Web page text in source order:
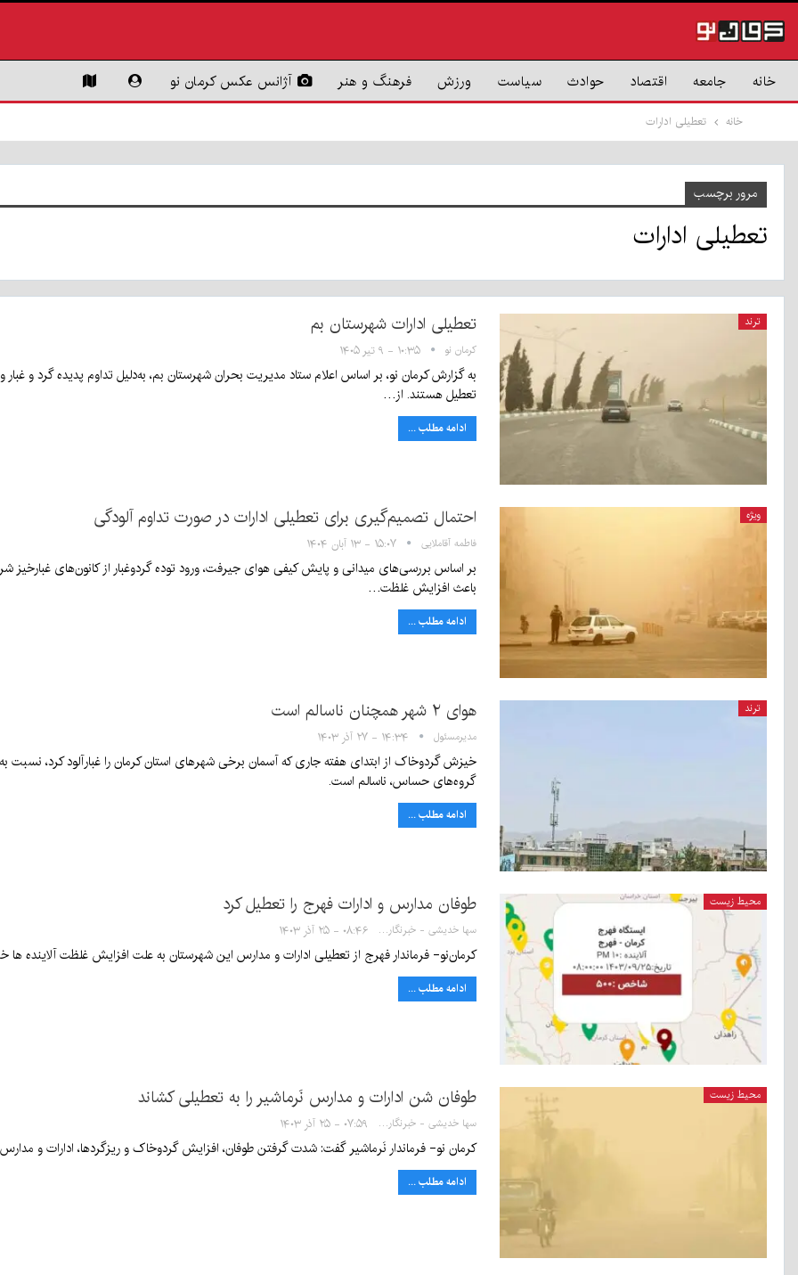
خانه جامعه اقتصاد حوادث سیاست ورزش فرهنگ و هنر آژانس عکس کرمان نو
خانه تعطیلی ادارات
مرور برچسب
تعطیلی ادارات
ترند تعطیلی ادارات شهرستان بم
کرمان نو ۱۰:۳۵ - ۹ تیر ۱۴۰۵
تعطیل هستند. از…
ادامه مطلب ...
ویژه احتمال تصمیم‌گیری برای تعطیلی ادارات در صورت تداوم آلودگی
فاطمه آقاملایی ۱۵:۰۷ - ۱۳ آبان ۱۴۰۴
بر اساس بررسی‌های میدانی و پایش کیفی هوای جیرفت، ورود توده گردوغبار از کانون‌های غبارخیز
باعث افزایش غلظت…
ادامه مطلب ...
ترند هوای ۲ شهر همچنان ناسالم است
مدیرمسئول ۱۴:۳۴ - ۲۷ آذر ۱۴۰۳
گروه‌های حساس، ناسالم است.
ادامه مطلب ...
محیط زیست طوفان مدارس و ادارات فهرج را تعطیل کرد
سها خدیشی - خبرنگار ۰۸:۴۶ - ۲۵ آذر ۱۴۰۳
کرمان‌نو- فرماندار فهرج از تعطیلی ادارات و مدارس این شهرستان به علت افزایش غلظت آلاینده ها
ادامه مطلب ...
محیط زیست طوفان شن ادارات و مدارس نَرماشیر را به تعطیلی کشاند
سها خدیشی - خبرنگار ۰۷:۵۹ - ۲۵ آذر ۱۴۰۳
کرمان نو- فرماندار نَرماشیر گفت: شدت گرفتن طوفان، افزایش گردوخاک و ریزگردها، ادارات و
ادامه مطلب ...